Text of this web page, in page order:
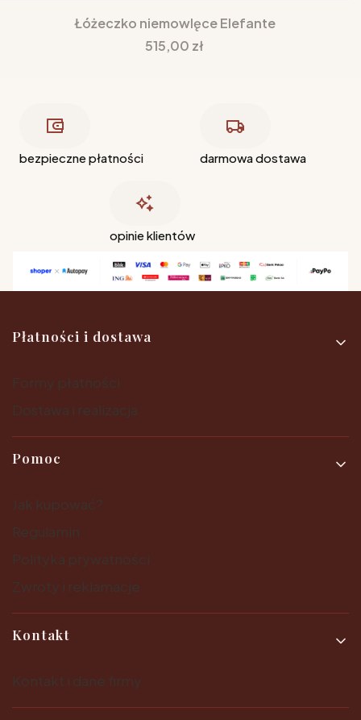
Łóżeczko niemowlęce Elefante
Cena
515,00 zł
bezpieczne płatności darmowa dostawa
opinie klientów
Linki w stopce
Płatności i dostawa
Pomoc
Kontakt